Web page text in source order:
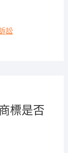
訟
標是否